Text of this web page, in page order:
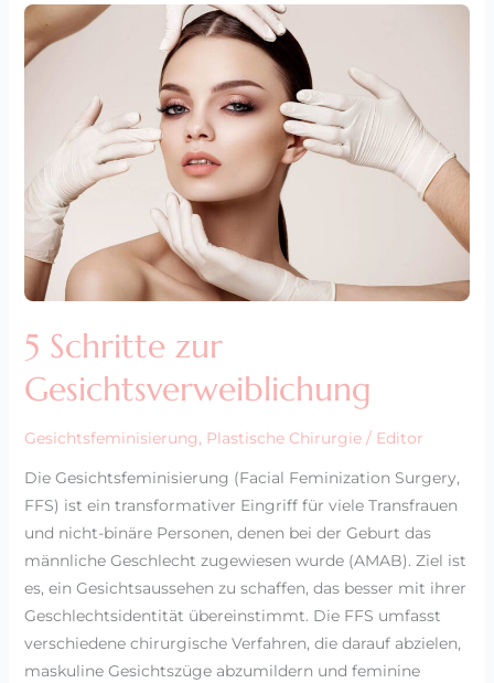
5 Schritte zur
Gesichtsverweiblichung
Gesichtsfeminisierung, Plastische Chirurgie/ Editor
Die Gesichtsfeminisierung (Facial Feminization Surgery,
FFS) ist ein transformativer Eingriff für viele Transfrauen
und nicht-binäre Personen, denen bei der Geburt das
männliche Geschlecht zugewiesen wurde (AMAB). Ziel ist
es, ein Gesichtsaussehen zu schaffen, das besser mit ihrer
Geschlechtsidentität übereinstimmt. Die FFS umfasst
verschiedene chirurgische Verfahren, die darauf abzielen,
maskuline Gesichtszüge abzumildern und feminine
5
Schritte
zur
Gesichtsverweiblichung